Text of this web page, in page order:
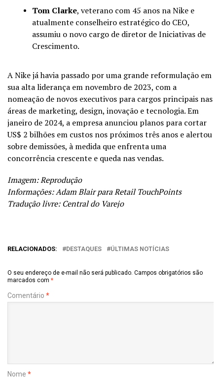
Tom Clarke, veterano com 45 anos na Nike e
atualmente conselheiro estratégico do CEO,
assumiu o novo cargo de diretor de Iniciativas de
Crescimento.
A Nike já havia passado por uma grande reformulação em
sua alta liderança em novembro de 2023, com a
nomeação de novos executivos para cargos principais nas
áreas de marketing, design, inovação e tecnologia. Em
janeiro de 2024, a empresa anunciou planos para cortar
US$ 2 bilhões em custos nos próximos três anos e alertou
sobre demissões, à medida que enfrenta uma
concorrência crescente e queda nas vendas.
Imagem: Reprodução
Informações: Adam Blair paraRetail TouchPoints
Tradução livre: Central do Varejo
RELACIONADOS: DESTAQUES ÚLTIMAS NOTÍCIAS
O seu endereço de e-mail não será publicado. Campos obrigatórios são
marcados com *
Comentário *
Nome *